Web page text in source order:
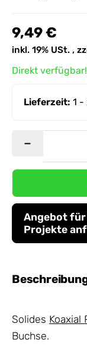
9,49 €
inkl. 19% USt. ,
Direkt verfügbar!
Lieferzeit:1 -
Angebot
Projekte
Solides Koaxial
Buchse.